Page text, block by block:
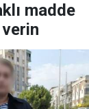
madde
verin